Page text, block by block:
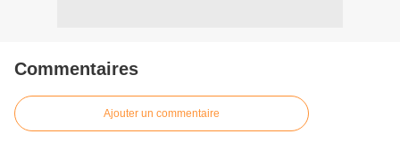
Commentaires
Ajouter un commentaire